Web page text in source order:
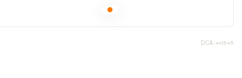
DCA-001608